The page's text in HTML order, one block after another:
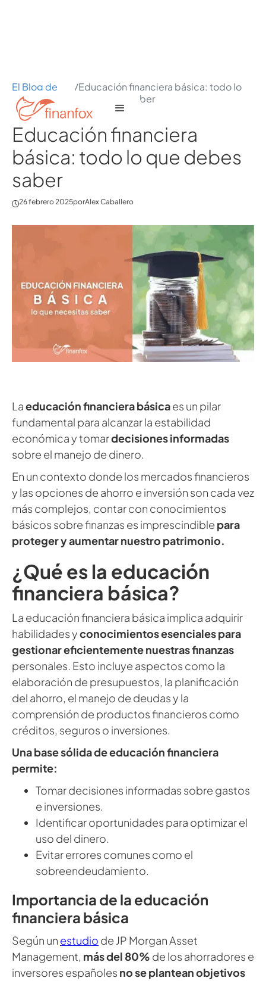
El Blog de
Finanfox
/Educación financiera básica: todo lo
que debes saber
Educación financiera
básica: todo lo que debes
saber
26 febrero 2025porAlex Caballero
Laeducación financiera básicaes un pilar
fundamental para alcanzar la estabilidad
económica y tomardecisiones informadas
sobre el manejo de dinero.
En un contexto donde los mercados financieros
y las opciones de ahorro e inversión son cada vez
más complejos, contar con conocimientos
básicos sobre finanzas es imprescindible para
proteger y aumentar nuestro patrimonio.
¿Qué es la educación
financiera básica?
La educación financiera básica implica adquirir
habilidades yconocimientos esenciales para
gestionar eficientemente nuestras finanzas
personales. Esto incluye aspectos como la
elaboración de presupuestos, la planificación
del ahorro, el manejo de deudas y la
comprensión de productos financieros como
créditos, seguros o inversiones.
Una base sólida de educación financiera
permite:
Tomar decisiones informadas sobre gastos
e inversiones.
Identificar oportunidades para optimizar el
uso del dinero.
Evitar errores comunes como el
sobreendeudamiento.
Importancia de la educación
financiera básica
Según un estudio de JP Morgan Asset
Management, más del 80% de los ahorradores e
inversores españoles no se plantean objetivos